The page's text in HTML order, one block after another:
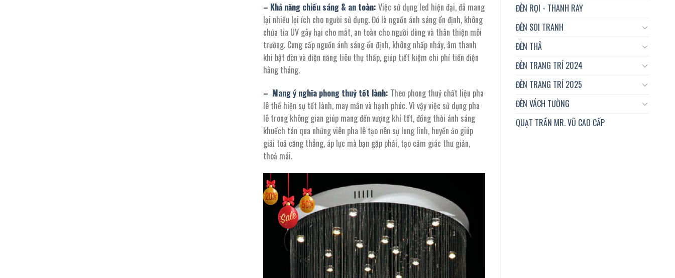
ĐÈN RỌI - THANH RAY
ĐÈN SOI TRANH
ĐÈN THẢ
ĐÈN TRANG TRÍ 2024
ĐÈN TRANG TRÍ 2025
ĐÈN VÁCH TƯỜNG
QUẠT TRẦN MR. VŨ CAO CẤP
– Khả năng chiếu sáng & an toàn: Việc sử dụng led hiện đại, đã mang
lại nhiều lợi ích cho người sử dụng. Đó là nguồn ánh sáng ổn định, không
chứa tia UV gây hại cho mắt, an toàn cho người dùng và thân thiện môi
trường. Cung cấp nguồn ánh sáng ổn định, không nhấp nháy, âm thanh
khi bật đèn và điện năng tiêu thụ thấp, giúp tiết kiệm chi phí tiền điện
hằng tháng.
– Mang ý nghĩa phong thuỷ tốt lành: Theo phong thuỷ chất liệu pha
lê thể hiện sự tốt lành, may mắn và hạnh phúc. Vì vậy việc sử dụng pha
lê trong không gian giúp mang đến vượng khí tốt, đồng thời ánh sáng
khuếch tán qua những viên pha lê tạo nên sự lung linh, huyền ảo giúp
giải toả căng thẳng, áp lực mà bạn gặp phải, tạo cảm giác thư giản,
thoả mái.